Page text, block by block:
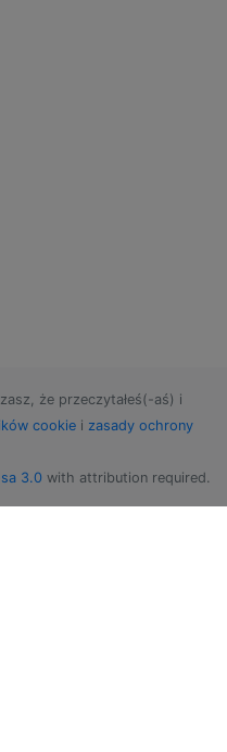
że przeczytałeś(-aś) i
cookie i zasady ochrony
3.0 with attribution required.